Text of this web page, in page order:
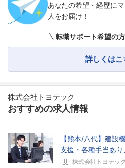
あなたの希望・経歴に
人をお届け！
転職サポート希望の
詳しくはこ
株式会社トヨテック
おすすめの求人情報
【熊本/八代】建設
支援・各種手当あ
株式会社トヨテッ